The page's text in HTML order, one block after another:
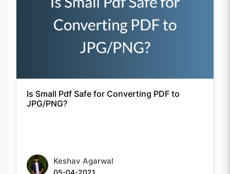
Is Small Pdf Safe for Converting PDF to
JPG/PNG?
Keshav Agarwal